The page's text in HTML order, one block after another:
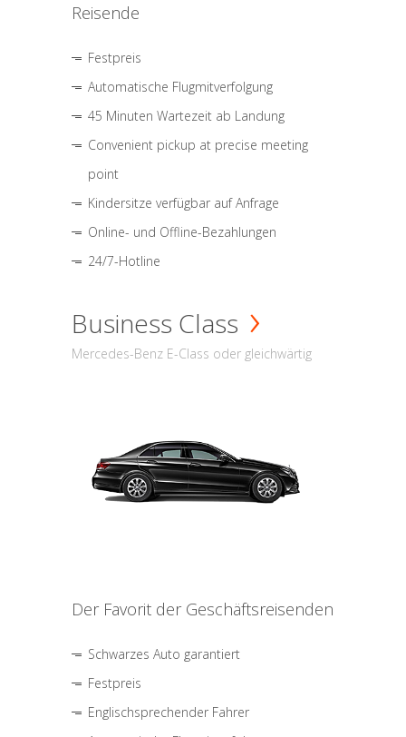
Reisende
Festpreis
Automatische Flugmitverfolgung
45 Minuten Wartezeit ab Landung
Convenient pickup at precise meeting
point
Kindersitze verfügbar auf Anfrage
Online- und Offline-Bezahlungen
24/7-Hotline
Business Class
Mercedes-Benz E-Class oder gleichwärtig
Der Favorit der Geschäftsreisenden
Schwarzes Auto garantiert
Festpreis
Englischsprechender Fahrer